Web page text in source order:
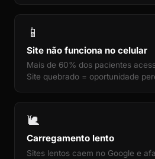
📱
Site não funciona no celular
Mais de 60% dos pacientes
Site quebrado = oportunidade
🐌
Carregamento lento
Sites lentos caem no Google e